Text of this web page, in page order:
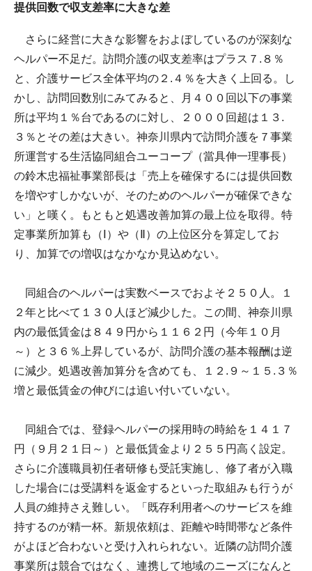
提供回数で収支差率に大きな差
さらに経営に大きな影響をおよぼしているのが深刻な
ヘルパー不足だ。訪問介護の収支差率はプラス７.８％
と、介護サービス全体平均の２.４％を大きく上回る。し
かし、訪問回数別にみてみると、月４００回以下の事業
所は平均１％台であるのに対し、２０００回超は１３.
３％とその差は大きい。神奈川県内で訪問介護を７事業
所運営する生活協同組合ユーコープ（當具伸一理事長）
の鈴木忠福祉事業部長は「売上を確保するには提供回数
を増やすしかないが、そのためのヘルパーが確保できな
い」と嘆く。もともと処遇改善加算の最上位を取得。特
定事業所加算も（Ⅰ）や（Ⅱ）の上位区分を算定してお
り、加算での増収はなかなか見込めない。
同組合のヘルパーは実数ベースでおよそ２５０人。１
２年と比べて１３０人ほど減少した。この間、神奈川県
内の最低賃金は８４９円から１１６２円（今年１０月
～）と３６％上昇しているが、訪問介護の基本報酬は逆
に減少。処遇改善加算分を含めても、１２.９～１５.３％
増と最低賃金の伸びには追い付いていない。
同組合では、登録ヘルパーの採用時の時給を１４１７
円（９月２１日～）と最低賃金より２５５円高く設定。
さらに介護職員初任者研修も受託実施し、修了者が入職
した場合には受講料を返金するといった取組みも行うが
人員の維持さえ難しい。「既存利用者へのサービスを維
持するのが精一杯。新規依頼は、距離や時間帯など条件
がよほど合わないと受け入れられない。近隣の訪問介護
事業所は競合ではなく、連携して地域のニーズになんと